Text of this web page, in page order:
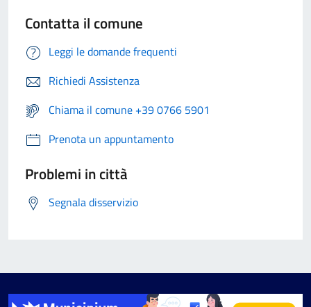
Contatta il comune
Leggi le domande frequenti
Richiedi Assistenza
Chiama il comune +39 0766 5901
Prenota un appuntamento
Problemi in città
Segnala disservizio